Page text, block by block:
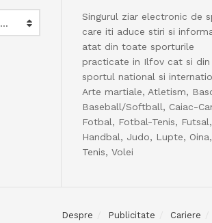
Selectează luna
Singurul ziar electronic de
care iti aduce stiri si
atat din toate sporturile
practicate in Ilfov cat si din
sportul national si
Arte martiale, Atletism,
Baseball/Softball, Caiac-
Fotbal, Fotbal-Tenis, Futsal,
Handbal, Judo, Lupte, Oina,
Tenis, Volei
Despre Publicitate Cariere